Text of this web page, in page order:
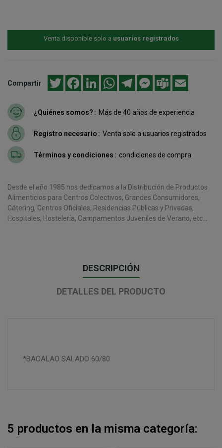
Venta disponible solo a usuarios registrados
Compartir Twitter FacebookLinkedInWhatsAppTelegramMessenger
Teams
¿Quiénes somos? Más de 40 años de experiencia
Registro necesario Venta solo a usuarios registrados
Términos y condiciones condiciones de compra
Desde el año 1985 nos dedicamos a la Distribución de Productos
Alimenticios para Centros Colectivos, Grandes Consumidores,
Cátering, Centros Oficiales, Residencias Públicas y Privadas,
Hospitales, Hostelería, Campamentos Juveniles de Verano, etc...
DESCRIPCIÓN
DETALLES DEL PRODUCTO
*BACALAO SALADO 60/80
5 productos en la misma categoría: